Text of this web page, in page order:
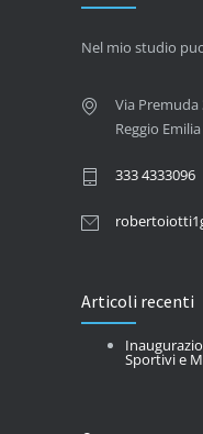
Nel mio studio
Via Premuda
Reggio Emilia
333 4333096
Articoli recenti
Sportivi e